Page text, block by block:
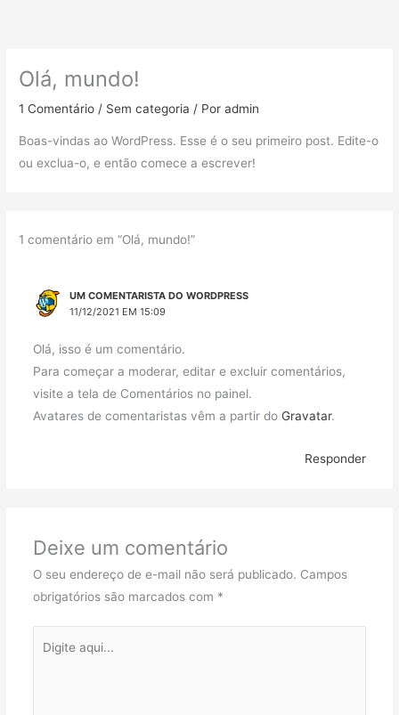
conteúdo
Olá, mundo!
1 Comentário / Sem categoria / Poradmin
Boas-vindas ao WordPress. Esse é o seu primeiro post. Edite-o
ou exclua-o, e então comece a escrever!
1 comentário em “Olá, mundo!”
UM COMENTARISTA DO WORDPRESS
11/12/2021 EM 15:09
Olá, isso é um comentário.
Para começar a moderar, editar e excluir comentários,
visite a tela de Comentários no painel.
Avatares de comentaristas vêm a partir do Gravatar.
Responder
Deixe um comentário
O seu endereço de e-mail não será publicado. Campos
obrigatórios são marcados com *
aqui...